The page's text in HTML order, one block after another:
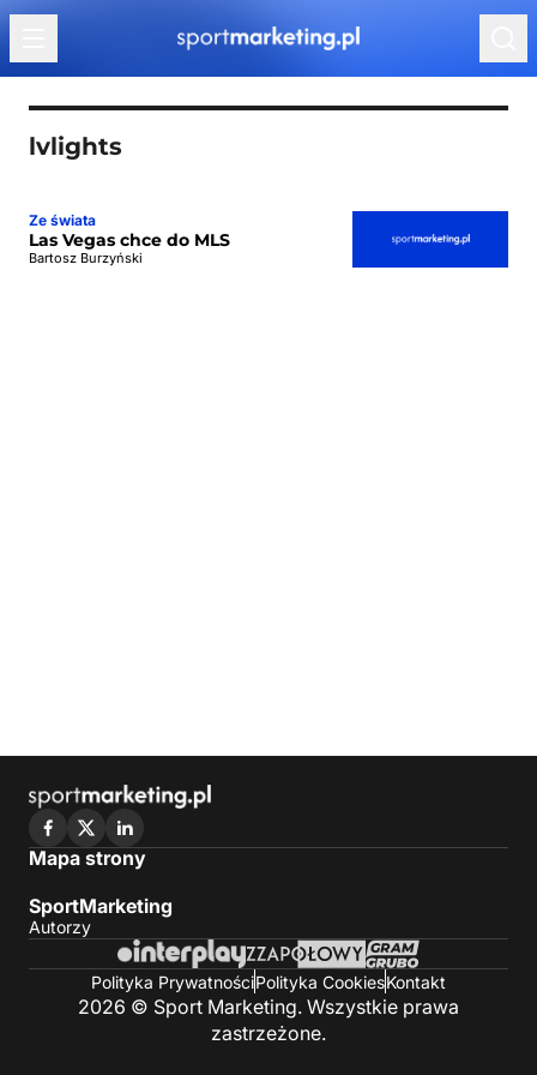
Przejdź do treści
lvlights
Ze świata
Las Vegas chce do MLS
Bartosz Burzyński
Mapa strony
SportMarketing
Autorzy
Polityka PrywatnościPolityka CookiesKontakt
2026 © Sport Marketing. Wszystkie prawa
zastrzeżone.